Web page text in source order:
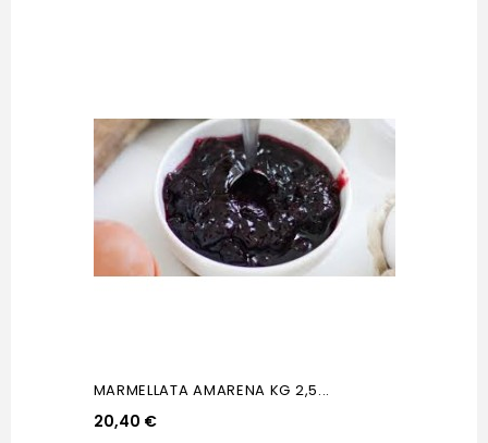
MARMELLATA AMARENA KG 2,5...
20,40 €